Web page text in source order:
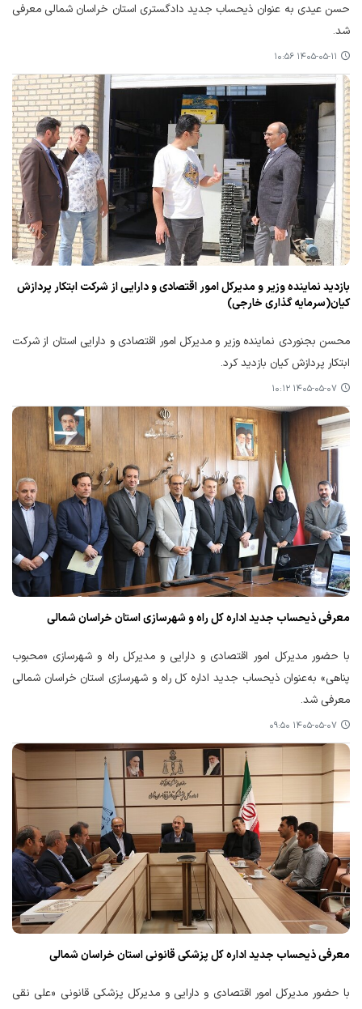
حسن عیدی به عنوان ذیحساب جدید دادگستری استان خراسان شمالی معرفی
شد.
۱۴۰۵-۰۵-۱۱ ۱۰:۵۶
بازدید نماینده وزیر و مدیرکل امور اقتصادی و دارایی از شرکت ابتکار پردازش
کیان(سرمایه گذاری خارجی)
محسن بجنوردی نماینده وزیر و مدیرکل امور اقتصادی و دارایی استان از شرکت
ابتکار پردازش کیان بازدید کرد.
۱۴۰۵-۰۵-۰۷ ۱۰:۱۲
معرفی ذیحساب جدید اداره کل راه و شهرسازی استان خراسان شمالی
با حضور مدیرکل امور اقتصادی و دارایی و مدیرکل راه و شهرسازی «محبوب
پناهی» به‌عنوان ذیحساب جدید اداره کل راه و شهرسازی استان خراسان شمالی
معرفی شد.
۱۴۰۵-۰۵-۰۷ ۰۹:۵۰
معرفی ذیحساب جدید اداره کل پزشکی قانونی استان خراسان شمالی
با حضور مدیرکل امور اقتصادی و دارایی و مدیرکل پزشکی قانونی «علی نقی